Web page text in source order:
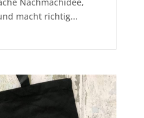
macht richtig...